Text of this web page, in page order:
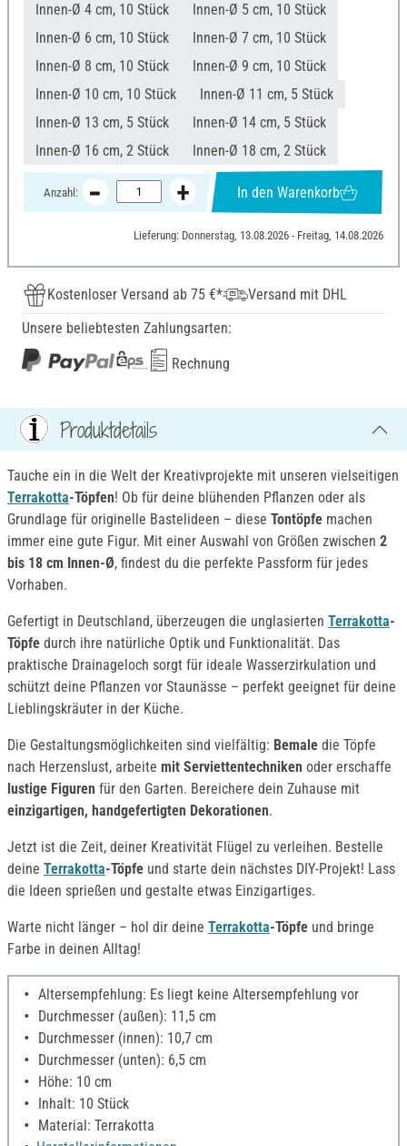
Innen-Ø 4 cm, 10 Stück
Innen-Ø 5 cm, 10 Stück
Innen-Ø 6 cm, 10 Stück
Innen-Ø 7 cm, 10 Stück
Innen-Ø 8 cm, 10 Stück
Innen-Ø 9 cm, 10 Stück
Innen-Ø 10 cm, 10 Stück
Innen-Ø 11 cm, 5 Stück
Innen-Ø 13 cm, 5 Stück
Innen-Ø 14 cm, 5 Stück
Innen-Ø 16 cm, 2 Stück
Innen-Ø 18 cm, 2 Stück
Anzahl: In den Warenkorb
Lieferung: Donnerstag, 13.08.2026 - Freitag, 14.08.2026
Kostenloser Versand ab 75 €*
Versand mit DHL
Unsere beliebtesten Zahlungsarten:
Rechnung
Produktdetails
Tauche ein in die Welt der Kreativprojekte mit unseren vielseitigen
Terrakotta-Töpfen! Ob für deine blühenden Pflanzen oder als
Grundlage für originelle Bastelideen – diese Tontöpfe machen
immer eine gute Figur. Mit einer Auswahl von Größen zwischen 2
bis 18 cm Innen-Ø, findest du die perfekte Passform für jedes
Vorhaben.
Gefertigt in Deutschland, überzeugen die unglasierten Terrakotta-
Töpfe durch ihre natürliche Optik und Funktionalität. Das
praktische Drainageloch sorgt für ideale Wasserzirkulation und
schützt deine Pflanzen vor Staunässe – perfekt geeignet für deine
Lieblingskräuter in der Küche.
Die Gestaltungsmöglichkeiten sind vielfältig: Bemale die Töpfe
nach Herzenslust, arbeite mit Serviettentechniken oder erschaffe
lustige Figuren für den Garten. Bereichere dein Zuhause mit
einzigartigen, handgefertigten Dekorationen.
Jetzt ist die Zeit, deiner Kreativität Flügel zu verleihen. Bestelle
deine Terrakotta-Töpfe und starte dein nächstes DIY-Projekt! Lass
die Ideen sprießen und gestalte etwas Einzigartiges.
Warte nicht länger – hol dir deine Terrakotta-Töpfe und bringe
Farbe in deinen Alltag!
Altersempfehlung: Es liegt keine Altersempfehlung vor
Durchmesser (außen): 11,5 cm
Durchmesser (innen): 10,7 cm
Durchmesser (unten): 6,5 cm
Höhe: 10 cm
Inhalt: 10 Stück
Material: Terrakotta